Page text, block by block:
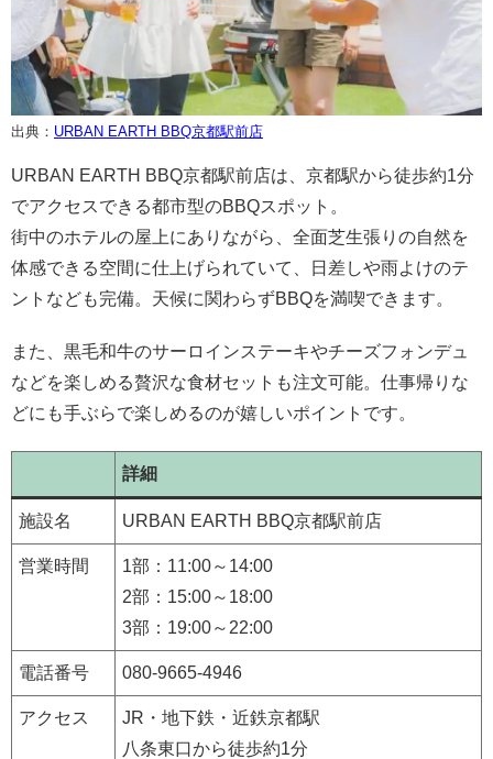
出典： URBAN EARTH BBQ京都駅前店
URBAN EARTH BBQ京都駅前店は、京都駅から徒歩約1分
でアクセスできる都市型のBBQスポット。
街中のホテルの屋上にありながら、全面芝生張りの自然を
体感できる空間に仕上げられていて、日差しや雨よけのテ
ントなども完備。天候に関わらずBBQを満喫できます。
また、黒毛和牛のサーロインステーキやチーズフォンデュ
などを楽しめる贅沢な食材セットも注文可能。仕事帰りな
どにも手ぶらで楽しめるのが嬉しいポイントです。
詳細
施設名 ​​URBAN EARTH BBQ京都駅前店
営業時間
1部：11:00～14:00
2部：15:00～18:00
3部：19:00～22:00
電話番号 ​080-9665-4946
アクセス
JR・地下鉄・近鉄京都駅
八条東口から徒歩約1分